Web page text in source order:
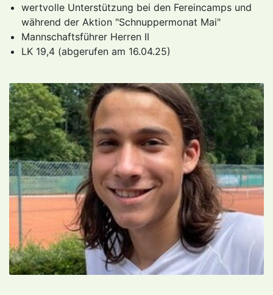
wertvolle Unterstützung bei den Fereincamps und
während der Aktion "Schnuppermonat Mai"
Mannschaftsführer Herren II
LK 19,4 (abgerufen am 16.04.25)